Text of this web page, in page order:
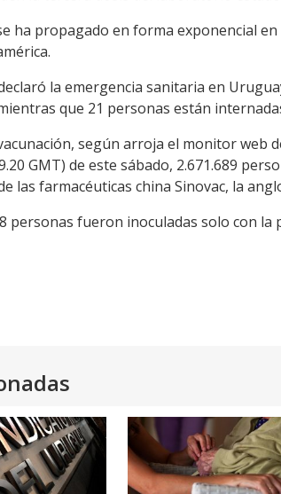
ha propagado en forma exponencial
la emergencia sanitaria en
que 21 personas están
según arroja el monitor web
GMT) de este sábado, 2.671.689
las farmacéuticas china Sinovac, la
personas fueron inoculadas solo con